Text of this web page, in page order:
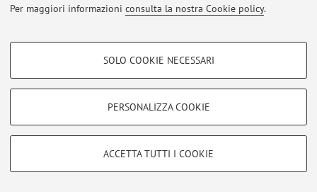
Per maggiori informazioni consulta la nostra Cookie policy.
COOKIE DI PROFILAZIONE - FACOLTATIVI
COOKIE TECNICI - NECESSARI
Si tratta di cookie tecnici utilizzati, a titolo esemplificativo, per il corretto
SOLO COOKIE NECESSARI
PERSONALIZZA COOKIE
ACCETTA TUTTI I COOKIE
Accedi tramiteloginper gestire tutti i contenuti del sito.
© 2026 - ALMA MATER STUDIORUM - Università di Bologna - Via
Zamboni, 33 - 40126 Bologna - Partita IVA: 01131710376